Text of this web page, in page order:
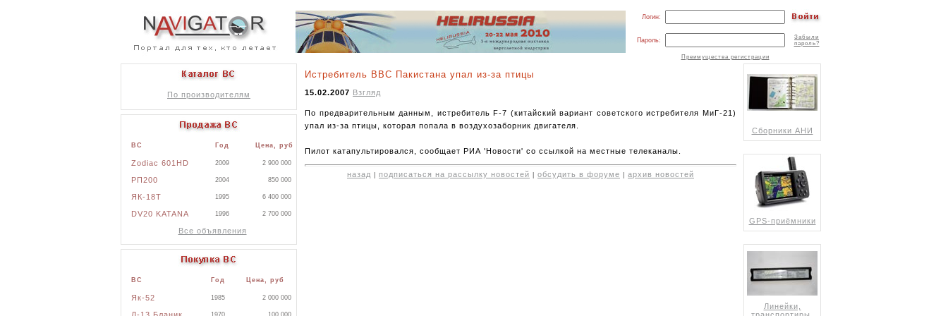
Логин:
Пароль:
Забыли
пароль?
Преимущества регистрации
По производителям
ВС Год Цена, руб
Zodiac 601HD 2009 2 900 000
РП200 2004 850 000
ЯК-18Т 1995 6 400 000
DV20 KATANA 1996 2 700 000
Все объявления
ВС Год Цена, руб
Як-52 1985 2 000 000
1970 100 000
Истребитель ВВС Пакистана упал из-за птицы
15.02.2007 Взгляд
По предварительным данным, истребитель F-7 (китайский вариант советского истребителя МиГ-21)
упал из-за птицы, которая попала в воздухозаборник двигателя.
Пилот катапультировался, сообщает РИА 'Новости' со ссылкой на местные телеканалы.
назад подписаться на рассылку новостей обсудить в форуме архив новостей
Сборники АНИ
GPS-приёмники
Линейки,